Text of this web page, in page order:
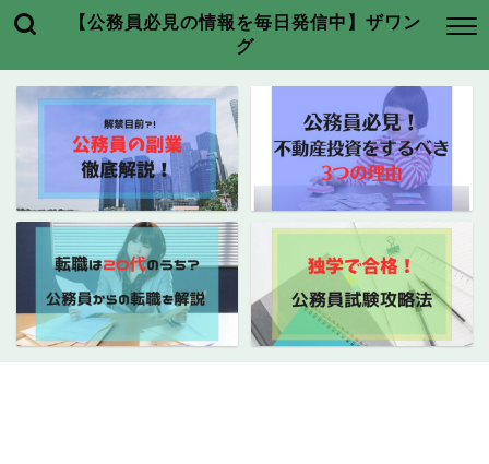
【公務員必見の情報を毎日発信中】ザワン
グ